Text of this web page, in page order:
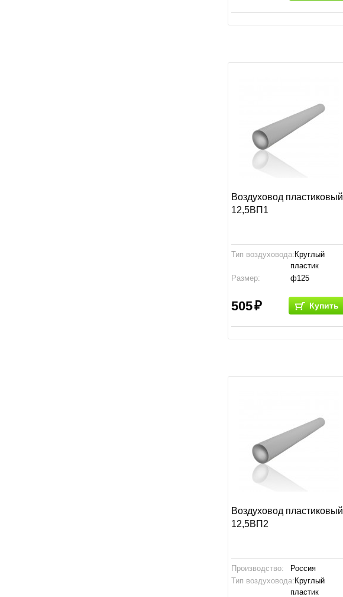
Воздуховод пластиковый
12,5ВП1
Тип воздуховода: Круглый
пластик
Размер:
ф125
505 Купить
Воздуховод пластиковый
12,5ВП2
Производство:
Россия
Тип воздуховода: Круглый
пластик